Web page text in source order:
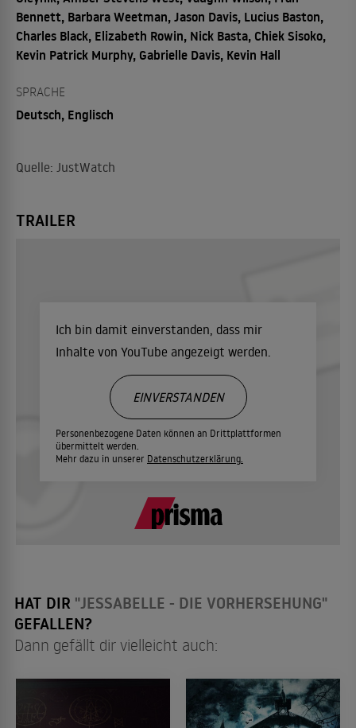
Bennett, Barbara Weetman, Jason Davis, Lucius Baston,
Charles Black, Elizabeth Rowin, Nick Basta, Chiek Sisoko,
Kevin Patrick Murphy, Gabrielle Davis, Kevin Hall
SPRACHE
Deutsch, Englisch
Quelle: JustWatch
TRAILER
Ich bin damit einverstanden, dass mir
Inhalte von YouTube angezeigt werden.
Personenbezogene Daten können an Drittplattformen
übermittelt werden.
Mehr dazu in unserer Datenschutzerklärung.
EINVERSTANDEN
HAT DIR "JESSABELLE - DIE VORHERSEHUNG"
GEFALLEN?
Dann gefällt dir vielleicht auch: